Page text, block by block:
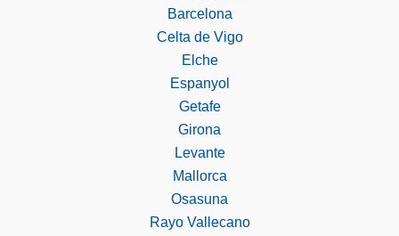
Barcelona
Celta de Vigo
Elche
Espanyol
Getafe
Girona
Levante
Mallorca
Osasuna
Rayo Vallecano